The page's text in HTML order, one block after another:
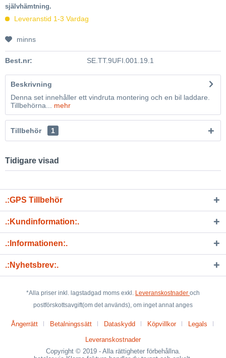
självhämtning.
Leveranstid 1-3 Vardag
minns
Best.nr: SE.TT.9UFI.001.19.1
Beskrivning
Denna set innehåller ett vindruta montering och en bil laddare.
Tillbehörna...
mehr
Tillbehör 1
Tidigare visad
.:GPS Tillbehör
.:Kundinformation:.
.:Informationen:.
.:Nyhetsbrev:.
*Alla priser inkl. lagstadgad moms exkl. Leveranskostnader och
postförskottsavgift(om det används), om inget annat anges
Ångerrätt Betalningssätt Dataskydd Köpvillkor Legals
Leveranskostnader
Copyright © 2019 - Alla rättigheter förbehållna.